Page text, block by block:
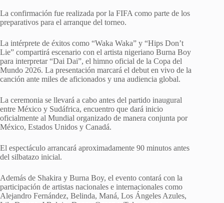
La confirmación fue realizada por la FIFA como parte de los
preparativos para el arranque del torneo.
La intérprete de éxitos como “Waka Waka” y “Hips Don’t
Lie” compartirá escenario con el artista nigeriano Burna Boy
para interpretar “Dai Dai”, el himno oficial de la Copa del
Mundo 2026. La presentación marcará el debut en vivo de la
canción ante miles de aficionados y una audiencia global.
La ceremonia se llevará a cabo antes del partido inaugural
entre México y Sudáfrica, encuentro que dará inicio
oficialmente al Mundial organizado de manera conjunta por
México, Estados Unidos y Canadá.
El espectáculo arrancará aproximadamente 90 minutos antes
del silbatazo inicial.
Además de Shakira y Burna Boy, el evento contará con la
participación de artistas nacionales e internacionales como
Alejandro Fernández, Belinda, Maná, Los Ángeles Azules,